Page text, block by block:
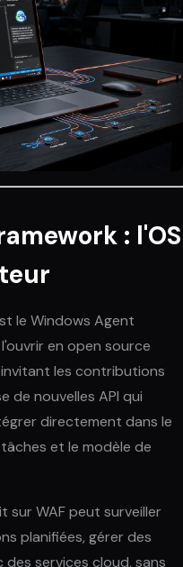
: l'OS
le Windows Agent
en open source
les contributions
de nouvelles API qui
directement dans le
et le modèle de
WAF peut surveiller
planifiées, gérer des
services cloud, sans